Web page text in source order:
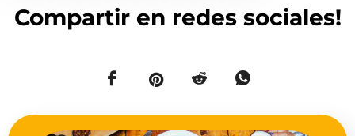
Compartir en redes sociales!